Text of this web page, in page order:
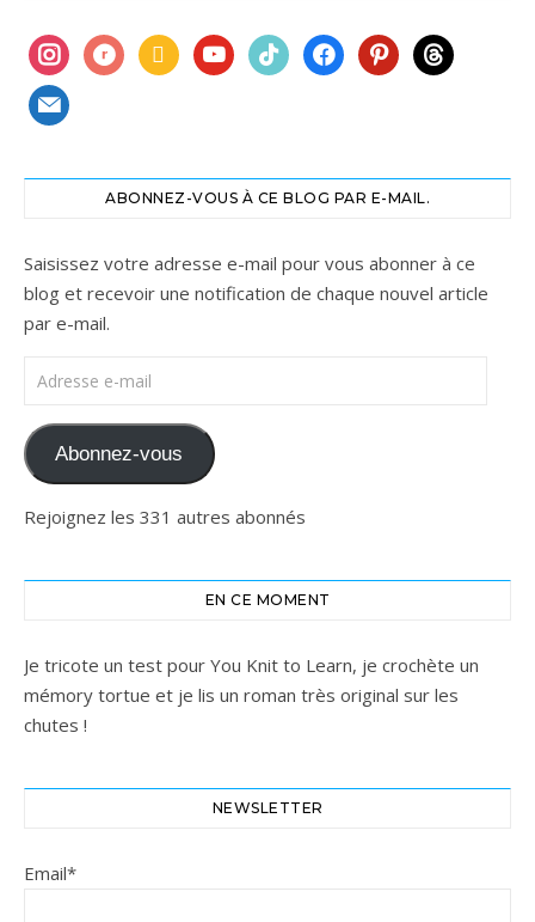
instagram
ravelrybook youtubetiktokfacebookpinterest
threads
mail
ABONNEZ-VOUS À CE BLOG PAR E-MAIL.
Saisissez votre adresse e-mail pour vous abonner à ce
blog et recevoir une notification de chaque nouvel article
par e-mail.
Adresse e-mail
Abonnez-vous
Rejoignez les 331 autres abonnés
EN CE MOMENT
Je tricote un test pour You Knit to Learn, je crochète un
mémory tortue et je lis un roman très original sur les
chutes !
NEWSLETTER
Email*